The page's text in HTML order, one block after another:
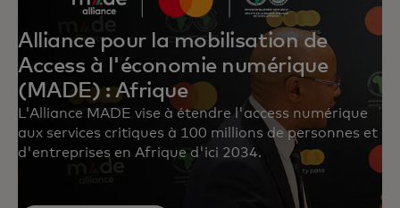
Alliance pour la mobilisation de
Access à l'économie numérique
(MADE) : Afrique
L'Alliance MADE vise à étendre l'access numérique
aux services critiques à 100 millions de personnes et
d'entreprises en Afrique d'ici 2034.